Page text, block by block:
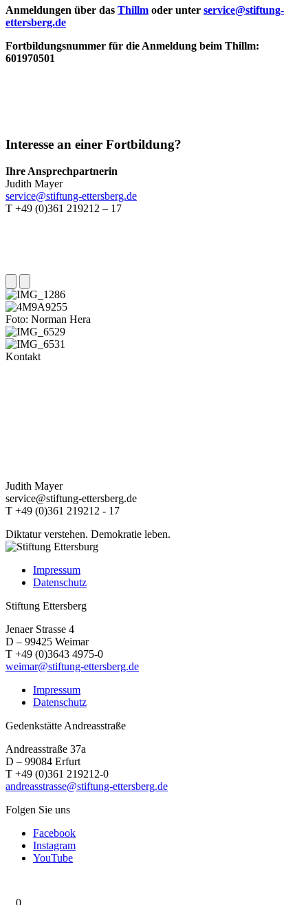
Anmeldungen über das Thillm oder unter service@stiftung-
ettersberg.de
Fortbildungsnummer für die Anmeldung beim Thillm:
601970501
Interesse an einer Fortbildung?
Ihre Ansprechpartnerin
Judith Mayer
service@stiftung-ettersberg.de
T +49 (0)361 219212 – 17
Foto: Norman Hera
Kontakt
Judith Mayer
service@stiftung-ettersberg.de
T +49 (0)361 219212 - 17
Diktatur verstehen. Demokratie leben.
Impressum
Datenschutz
Stiftung Ettersberg
Jenaer Strasse 4
D – 99425 Weimar
T +49 (0)3643 4975-0
weimar@stiftung-ettersberg.de
Impressum
Datenschutz
Gedenkstätte Andreasstraße
Andreasstraße 37a
D – 99084 Erfurt
T +49 (0)361 219212-0
andreasstrasse@stiftung-ettersberg.de
Folgen Sie uns
Facebook
Instagram
YouTube
0